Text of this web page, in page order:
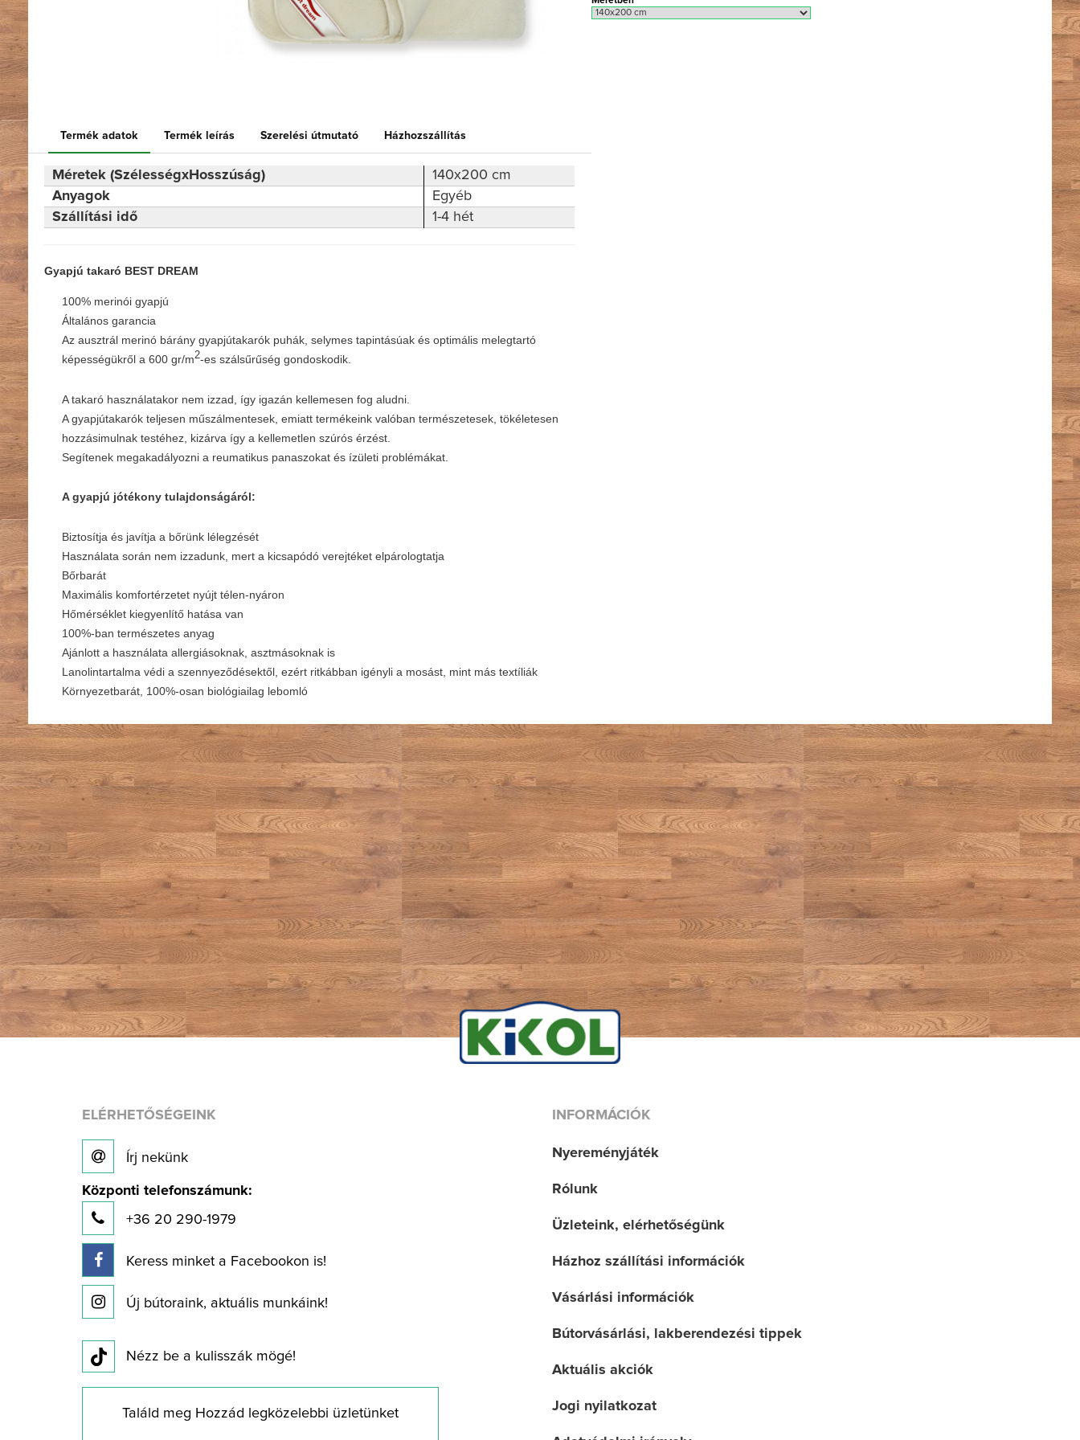
Termék adatok Termék leírás Szerelési útmutató Házhozszállítás
Méretek (SzélességxHosszúság)
140x200 cm
Anyagok
Egyéb
Szállítási idő
1-4 hét
Gyapjú takaró BEST DREAM
100% merinói gyapjú
Általános garancia
Az ausztrál merinó bárány gyapjútakarók puhák, selymes tapintásúak és optimális melegtartó
képességükről a 600 gr/m2-es szálsűrűség gondoskodik.
A takaró használatakor nem izzad, így igazán kellemesen fog aludni.
A gyapjútakarók teljesen műszálmentesek, emiatt termékeink valóban természetesek, tökéletesen
hozzásimulnak testéhez, kizárva így a kellemetlen szúrós érzést.
Segítenek megakadályozni a reumatikus panaszokat és ízületi problémákat.
A gyapjú jótékony tulajdonságáról:
Biztosítja és javítja a bőrünk lélegzését
Használata során nem izzadunk, mert a kicsapódó verejtéket elpárologtatja
Bőrbarát
Maximális komfortérzetet nyújt télen-nyáron
Hőmérséklet kiegyenlítő hatása van
100%-ban természetes anyag
Ajánlott a használata allergiásoknak, asztmásoknak is
Lanolintartalma védi a szennyeződésektől, ezért ritkábban igényli a mosást, mint más textíliák
Környezetbarát, 100%-osan biológiailag lebomló
ELÉRHETŐSÉGEINK
Írj nekünk
Központi telefonszámunk:
+36 20 290-1979
Keress minket a Facebookon is!
Új bútoraink, aktuális munkáink!
Nézz be a kulisszák mögé!
Találd meg Hozzád legközelebbi üzletünket
INFORMÁCIÓK
Nyereményjáték
Rólunk
Üzleteink, elérhetőségünk
Házhoz szállítási információk
Vásárlási információk
Bútorvásárlási, lakberendezési tippek
Aktuális akciók
Jogi nyilatkozat